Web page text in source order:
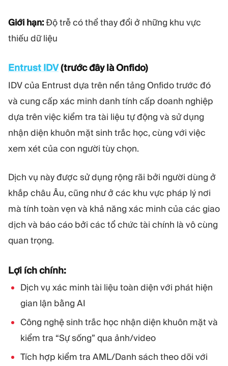
Giới hạn:Độ trễ có thể thay đổi ở những khu vực
thiếu dữ liệu
Entrust IDV(trước đây là Onfido)
IDV của Entrust dựa trên nền tảng Onfido trước đó
và cung cấp xác minh danh tính cấp doanh nghiệp
dựa trên việc kiểm tra tài liệu tự động và sử dụng
nhận diện khuôn mặt sinh trắc học, cùng với việc
xem xét của con người tùy chọn.
Dịch vụ này được sử dụng rộng rãi bởi người dùng ở
khắp châu Âu, cũng như ở các khu vực pháp lý nơi
mà tính toàn vẹn và khả năng xác minh của các giao
dịch và báo cáo bởi các tổ chức tài chính là vô cùng
quan trọng.
Lợi ích chính:
Dịch vụ xác minh tài liệu toàn diện với phát hiện
gian lận bằng AI
Công nghệ sinh trắc học nhận diện khuôn mặt và
kiểm tra “Sự sống” qua ảnh/video
Tích hợp kiểm tra AML/Danh sách theo dõi với